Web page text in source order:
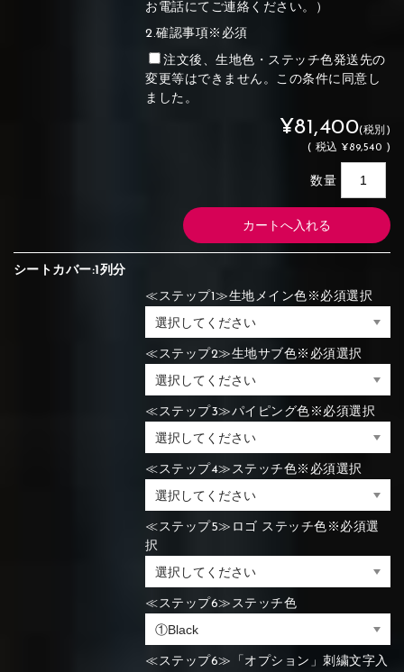
お電話にてご連絡ください。）
2.確認事項※必須
注文後、生地色・ステッチ色発送先の
変更等はできません。この条件に同意し
ました。
¥81,400(税別)
( 税込 ¥89,540 )
数量
シートカバー:1列分
≪ステップ1≫生地メイン色※必須選択
≪ステップ2≫生地サブ色※必須選択
≪ステップ3≫パイピング色※必須選択
≪ステップ4≫ステッチ色※必須選択
≪ステップ5≫ロゴ ステッチ色※必須選
択
≪ステップ6≫ステッチ色
≪ステップ6≫「オプション」刺繍文字入